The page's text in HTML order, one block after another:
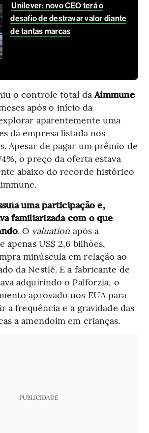
Unilever: novo CEO terá o
desafio de destravar valor diante
de tantas marcas
o controle total daAimmune
após o início da
aparentemente uma
da empresa listada nos
Apesar de pagar um prêmio de
o preço da oferta estava
abaixo do recorde histórico
uma participação e,
familiarizada com o que
. O valuation após a
apenas US$ 2,6 bilhões,
minúscula em relação ao
da Nestlé. E a fabricante de
adquirindo o Palforzia, o
aprovado nos EUA para
a frequência e a gravidade das
a amendoim em crianças.
PUBLICIDADE